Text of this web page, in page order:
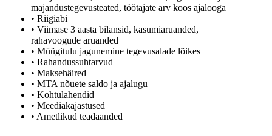
majandustegevusteated, töötajate arv koos ajalooga
• Riigiabi
• Viimase 3 aasta bilansid, kasumiaruanded,
rahavoogude aruanded
• Müügitulu jagunemine tegevusalade lõikes
• Rahandussuhtarvud
• Maksehäired
• MTA nõuete saldo ja ajalugu
• Kohtulahendid
• Meediakajastused
• Ametlikud teadaanded